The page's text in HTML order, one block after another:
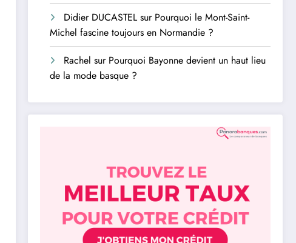
Didier DUCASTEL sur Pourquoi le Mont-Saint-
Michel fascine toujours en Normandie ?
Rachel sur Pourquoi Bayonne devient un haut lieu
de la mode basque ?